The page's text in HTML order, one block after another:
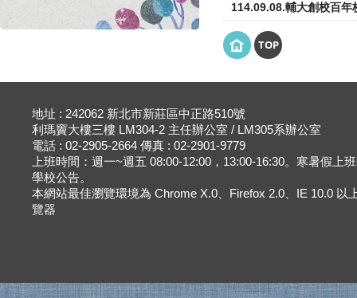
114.09.08.輔大創校百年
TOP
地址 : 242062 新北市新莊區中正路510號
利瑪竇大樓三樓 LM304-2 主任辦公室 / LM305系辦公室
電話 : 02-2905-2664 傳真 : 02-2901-9779
上班時間：週一~週五 08:00-12:00，13:00-16:30。寒暑假上
學校公告。
本網站最佳瀏覽環境為 Chrome X.0、Firefox 2.0、IE 10.0 以
覽器